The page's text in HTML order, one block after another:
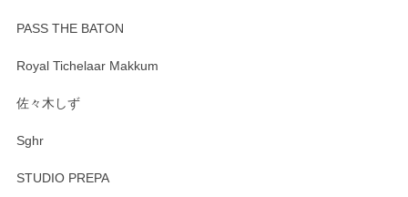
PASS THE BATON
Royal Tichelaar Makkum
佐々木しず
Sghr
STUDIO PREPA